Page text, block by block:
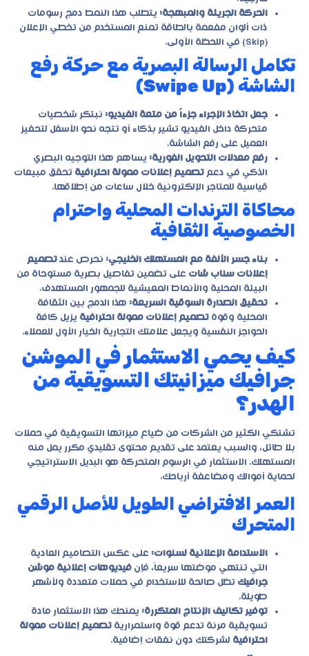
الحركة الجريئة والمبهجة: يتطلب هذا النمط دمج رسومات
ذات ألوان مفعمة بالطاقة تمنع المستخدم من تخطي الإعلان
(Skip) في اللحظة الأولى.
تكامل الرسالة البصرية مع حركة رفع
الشاشة (Swipe Up)
جعل اتخاذ الإجراء جزءاً من متعة الفيديو: نبتكر شخصيات
متحركة داخل الفيديو تشير بذكاء أو تتجه نحو الأسفل لتحفيز
العميل على رفع الشاشة.
رفع معدلات التحويل الفورية: يساهم هذا التوجيه البصري
الذكي في دعم تصميم إعلانات ممولة احترافية تحقق مبيعات
قياسية للمتاجر الإلكترونية خلال ساعات من إطلاقها.
محاكاة الترندات المحلية واحترام
الخصوصية الثقافية
بناء جسر الألفة مع المستهلك الخليجي: نحرص عند تصميم
إعلانات سناب شات على تضمين تفاصيل بصرية مستوحاة من
البيئة المحلية والأنماط المعيشية للجمهور المستهدف.
تحقيق الصدارة السوقية السريعة: هذا الدمج بين الثقافة
المحلية وقوة تصميم إعلانات ممولة احترافية يزيل كافة
الحواجز النفسية ويجعل علامتك التجارية الخيار الأول للعملاء.
كيف يحمي الاستثمار في الموشن
جرافيك ميزانيتك التسويقية من
الهدر؟
تشتكي الكثير من الشركات من ضياع ميزاتها التسويقية في حملات
بلا طائل، والسبب يعتمد على تقديم محتوى تقليدي مكرر يمل منه
المستهلك. الاستثمار في الرسوم المتحركة هو البديل الاستراتيجي
لحماية أموالك ومضاعفة أرباحك.
العمر الافتراضي الطويل للأصل الرقمي
المتحرك
الاستدامة الإعلانية لسنوات: على عكس التصاميم العادية
التي تنتهي موضتها سريعاً، فإن فيديوهات إعلانية موشن
جرافيك تظل صالحة للاستخدام في حملات متعددة ولأشهر
طويلة.
توفير تكاليف الإنتاج المتكررة: يمنحك هذا الاستثمار مادة
تسويقية مرنة تدعم قوة واستمرارية تصميم إعلانات ممولة
احترافية لشركتك دون نفقات إضافية.